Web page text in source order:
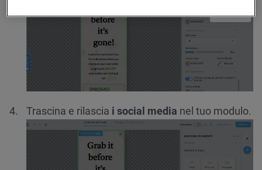
Trascina e rilascia i social media nel tuo modulo.